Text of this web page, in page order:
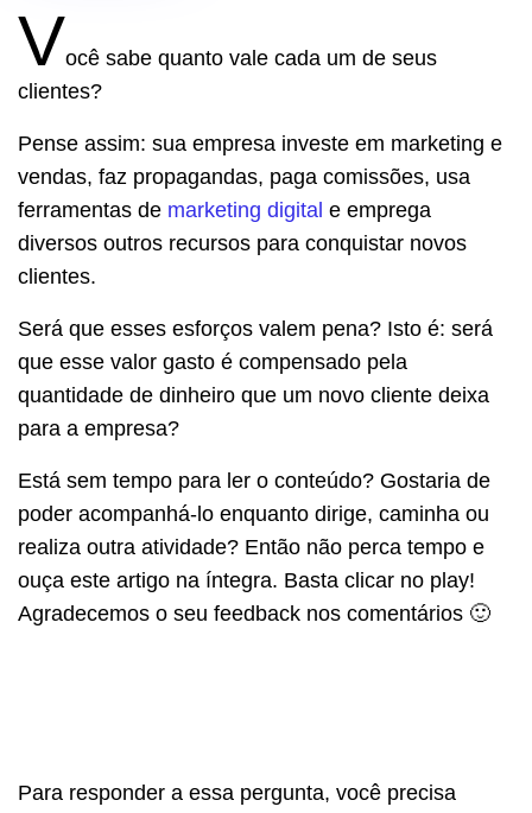
Você sabe quanto vale cada um de seus
clientes?
Pense assim: sua empresa investe em marketing e
vendas, faz propagandas, paga comissões, usa
ferramentas de marketing digital e emprega
diversos outros recursos para conquistar novos
clientes.
Será que esses esforços valem pena? Isto é: será
que esse valor gasto é compensado pela
quantidade de dinheiro que um novo cliente deixa
para a empresa?
Está sem tempo para ler o conteúdo? Gostaria de
poder acompanhá-lo enquanto dirige, caminha ou
realiza outra atividade? Então não perca tempo e
ouça este artigo na íntegra. Basta clicar no play!
Agradecemos o seu feedback nos comentários 🙂
Para responder a essa pergunta, você precisa